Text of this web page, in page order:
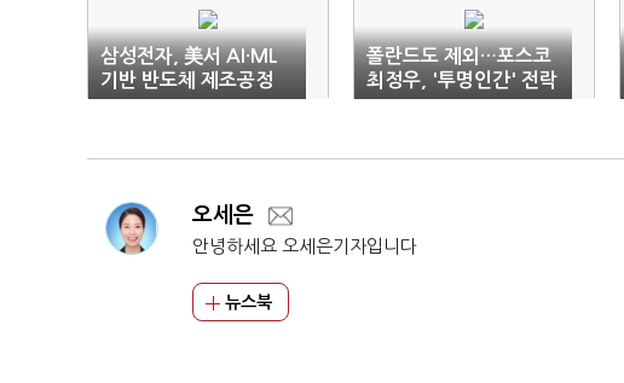
삼성전자, 美서 AI·ML
기반 반도체 제조공정
혁신 선보인다
폴란드도 제외…포스코
최정우, '투명인간' 전락
오세은
안녕하세요 오세은기자입니다
뉴스북